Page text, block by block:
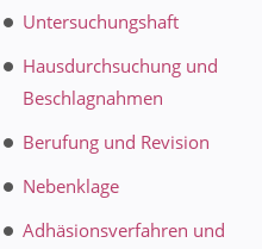
Untersuchungshaft
Hausdurchsuchung und
Beschlagnahmen
Berufung und Revision
Nebenklage
Adhäsionsverfahren und